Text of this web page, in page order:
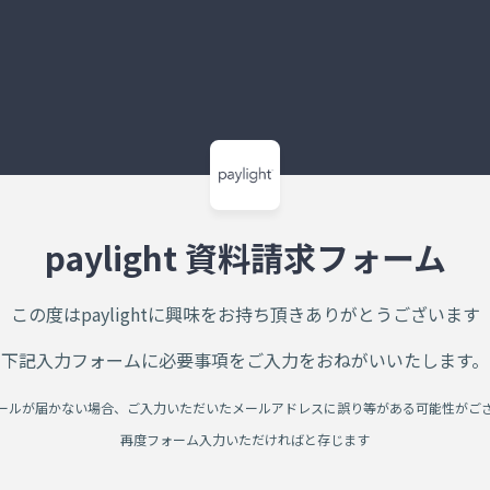
paylight 資料請求フォーム
この度はpaylightに興味をお持ち頂きありがとうございます
下記入力フォームに必要事項をご入力をおねがいいたします。
ルが届かない場合、ご入力いただいたメールアドレスに誤り等がある可能性がご
再度フォーム入力いただければと存じます